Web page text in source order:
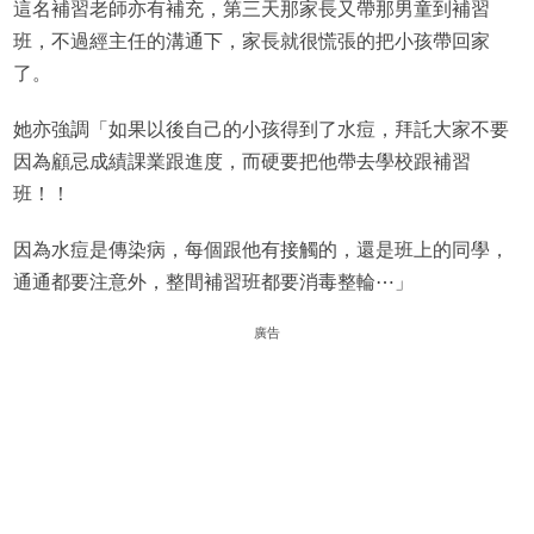
這名補習老師亦有補充，第三天那家長又帶那男童到補習
班，不過經主任的溝通下，家長就很慌張的把小孩帶回家
了。
她亦強調「如果以後自己的小孩得到了水痘，拜託大家不要
因為顧忌成績課業跟進度，而硬要把他帶去學校跟補習
班！！
因為水痘是傳染病，每個跟他有接觸的，還是班上的同學，
通通都要注意外，整間補習班都要消毒整輪⋯」
廣告